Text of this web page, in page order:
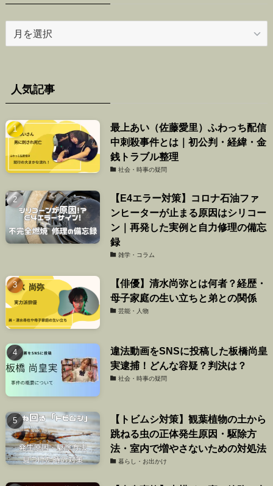
人気記事
最上あい（佐藤愛里）ふわっち配信
中刺殺事件とは｜初公判・経緯・金
銭トラブル整理
社会・時事の疑問
【E4エラー対策】コロナ石油ファ
ンヒーターが止まる原因はシリコー
ン｜再発した実例と自力修理の備忘
録
雑学・コラム
【俳優】清水尚弥とは何者？経歴・
母子家庭の生い立ちと弟との関係
芸能・人物
違法動画をSNSに投稿した板橋尚皇
実逮捕！どんな容疑？判決は？
社会・時事の疑問
【トビムシ対策】観葉植物の土から
跳ねる虫の正体発生原因・駆除方
法・室内で増やさないための対処法
暮らし・お出かけ